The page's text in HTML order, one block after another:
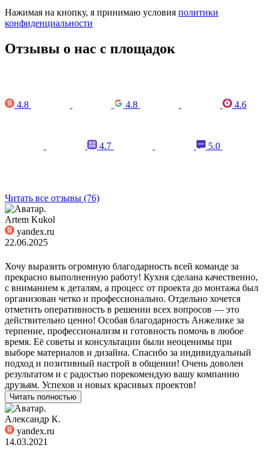
Нажимая на кнопку, я принимаю условия политики
конфиденциальности
Отзывы о нас с площадок
4.8 4.8 4.6
4.7 5.0
Читать все отзывы (76)
Artem Kukol
yandex.ru
22.06.2025
Хочу выразить огромную благодарность всей команде за
прекрасно выполненную работу! Кухня сделана качественно,
с вниманием к деталям, а процесс от проекта до монтажа был
организован четко и профессионально. Отдельно хочется
отметить оперативность в решении всех вопросов — это
действительно ценно! Особая благодарность Анжелике за
терпение, профессионализм и готовность помочь в любое
время. Её советы и консультации были неоценимы при
выборе материалов и дизайна. Спасибо за индивидуальный
подход и позитивный настрой в общении! Очень доволен
результатом и с радостью порекомендую вашу компанию
друзьям. Успехов и новых красивых проектов!
Читать полностью
Александр К.
yandex.ru
14.03.2021